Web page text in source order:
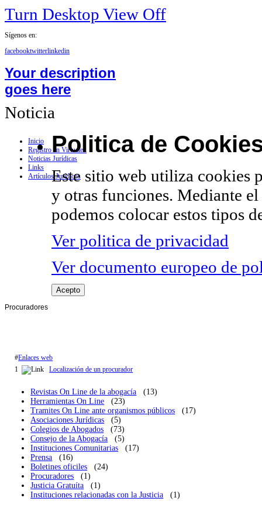
Turn Desktop View Off
Sígenos en:
facebooktwitterlinkedin
Your description
goes here
Inicio
Registro en Virtualex
Noticias Jurídicas
Links
Artículos Jurídicos
Noticia
Politica de
Este sitio web utiliza cookies
y otras funciones. Mediante
podemos colocar estos tipos
Ver politica de privacidad
Ver documento europeo de
Acepto
Procuradores
#Enlaces web
1
Localización de un procurador
Revistas On Line de la abogacía
(13)
Herramientas On Line
(23)
Tramites On Line ante organismos públicos
(17)
Asociaciones Jurídicas
(5)
Colegios de Abogados
(73)
Consejo de la Abogacía
(5)
Instituciones Comunitarias
(17)
Prensa
(16)
Boletines oficiles
(24)
Procuradores
(1)
Justicia Gratuíta
(1)
Instituciones relacionadas con la Justicia
(1)